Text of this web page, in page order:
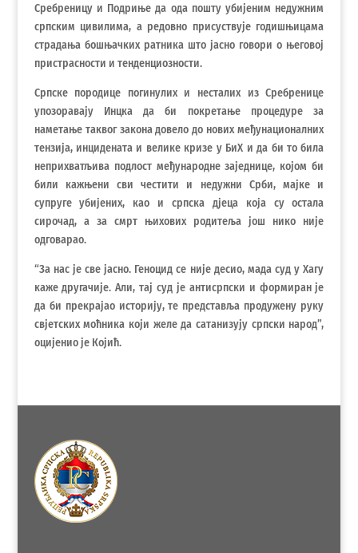
Сребреницу и Подриње да ода пошту убијеним недужним
српским цивилима, а редовно присуствује годишњицама
страдања бошњачких ратника што јасно говори о његовој
пристрасности и тенденциозности.
Српске породице погинулих и несталих из Сребренице
упозоравају Инцка да би покретање процедуре за
наметање таквог закона довело до нових међунационалних
тензија, инцидената и велике кризе у БиХ и да би то била
неприхватљива подлост међународне заједнице, којом би
били кажњени сви честити и недужни Срби, мајке и
супруге убијених, као и српска дјеца која су остала
сирочад, а за смрт њихових родитеља још нико није
одговарао.
“За нас је све јасно. Геноцид се није десио, мада суд у Хагу
каже другачије. Али, тај суд је антисрпски и формиран је
да би прекрајао историју, те представља продужену руку
свјетских моћника који желе да сатанизују српски народ”,
оцијенио је Којић.